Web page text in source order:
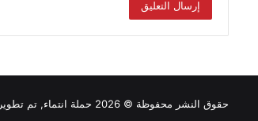
حقوق النشر محفوظة © 2026 حملة انتماء, تم تطويره من قبل